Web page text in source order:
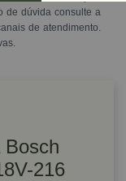
de dúvida consulte a
de atendimento.
Bosch
216